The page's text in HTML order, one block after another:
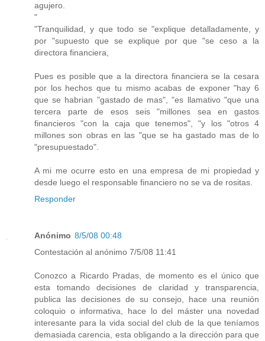
agujero.
"
"Tranquilidad, y que todo se "explique detalladamente, y
por "supuesto que se explique por que "se ceso a la
directora financiera,
Pues es posible que a la directora financiera se la cesara
por los hechos que tu mismo acabas de exponer "hay 6
que se habrian "gastado de mas", "es llamativo "que una
tercera parte de esos seis "millones sea en gastos
financieros "con la caja que tenemos", "y los "otros 4
millones son obras en las "que se ha gastado mas de lo
"presupuestado".
A mi me ocurre esto en una empresa de mi propiedad y
desde luego el responsable financiero no se va de rositas.
Responder
Anónimo 8/5/08 00:48
Contestación al anónimo 7/5/08 11:41
Conozco a Ricardo Pradas, de momento es el único que
esta tomando decisiones de claridad y transparencia,
publica las decisiones de su consejo, hace una reunión
coloquio o informativa, hace lo del máster una novedad
interesante para la vida social del club de la que teníamos
demasiada carencia, esta obligando a la dirección para que